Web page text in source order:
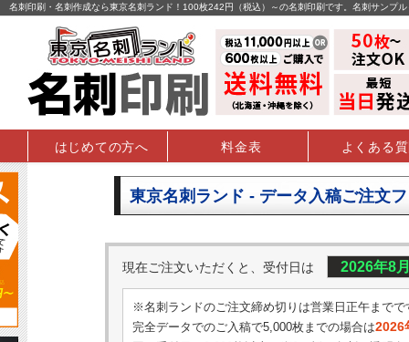
名刺印刷・名刺作成なら東京名刺ランド！100枚242円（税込）～の名刺印刷です。名刺サンプ
はじめての方へ 料金表 よくある
東京名刺ランド - データ入稿ご注文
現在ご注文いただくと、受付日は 2026年8
※名刺ランドのご注文締め切りは営業日正午までで
完全データでのご入稿で5,000枚までの場合は2026